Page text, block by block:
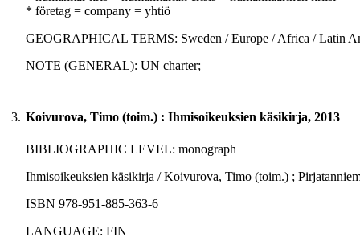
* företag = company = yhtiö
GEOGRAPHICAL TERMS: Sweden / Europe / Africa / Latin
NOTE (GENERAL): UN charter;
3. Koivurova, Timo (toim.) : Ihmisoikeuksien käsikirja, 2013
BIBLIOGRAPHIC LEVEL: monograph
Ihmisoikeuksien käsikirja / Koivurova, Timo (toim.) ;
ISBN 978-951-885-363-6
LANGUAGE: FIN